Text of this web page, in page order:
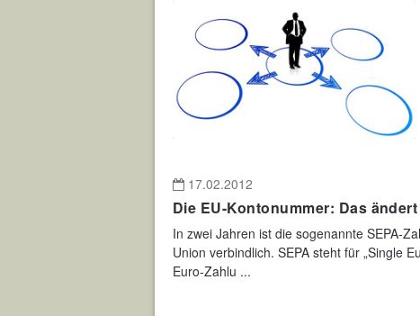
17.02.2012
Die EU-Kontonummer: Das
In zwei Jahren ist die sogenannte SEPA-
Union verbindlich. SEPA steht für „Single
Euro-Zahlu ...